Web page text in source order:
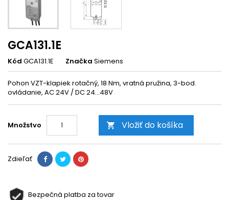
GCA131.1E
Kód GCA131.1E Značka Siemens
Pohon VZT-klapiek rotačný, 18 Nm, vratná pružina, 3-bod.
ovládanie, AC 24V / DC 24...48V
Množstvo  Vložiť do košíka
Zdieľať
Bezpečná platba za tovar